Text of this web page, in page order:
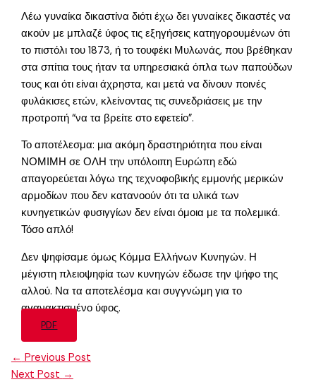
Λέω γυναίκα δικαστίνα διότι έχω δει γυναίκες δικαστές να
ακούν με μπλαζέ ύφος τις εξηγήσεις κατηγορουμένων ότι
το πιστόλι του 1873, ή το τουφέκι Μυλωνάς, που βρέθηκαν
στα σπίτια τους ήταν τα υπηρεσιακά όπλα των παπούδων
τους και ότι είναι άχρηστα, και μετά να δίνουν ποινές
φυλάκισες ετών, κλείνοντας τις συνεδριάσεις με την
προτροπή “να τα βρείτε στο εφετείο”.
Το αποτέλεσμα: μια ακόμη δραστηριότητα που είναι
ΝΟΜΙΜΗ σε ΟΛΗ την υπόλοιπη Ευρώπη εδώ
απαγορεύεται λόγω της τεχνοφοβικής εμμονής μερικών
αρμοδίων που δεν κατανοούν ότι τα υλικά των
κυνηγετικών φυσιγγίων δεν είναι όμοια με τα πολεμικά.
Τόσο απλό!
Δεν ψηφίσαμε όμως Κόμμα Ελλήνων Κυνηγών. Η
μέγιστη πλειοψηφία των κυνηγών έδωσε την ψήφο της
αλλού. Να τα αποτελέσμα και συγγνώμη για το
αγανακτισμένο ύφος.
PDF
← Previous Post
Next Post →